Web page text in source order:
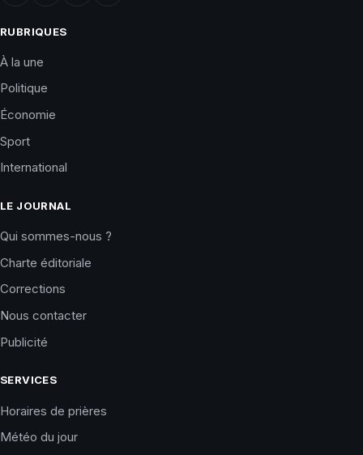
RUBRIQUES
À la une
Politique
Économie
Sport
International
LE JOURNAL
Qui sommes-nous ?
Charte éditoriale
Corrections
Nous contacter
Publicité
SERVICES
Horaires de prières
Météo du jour